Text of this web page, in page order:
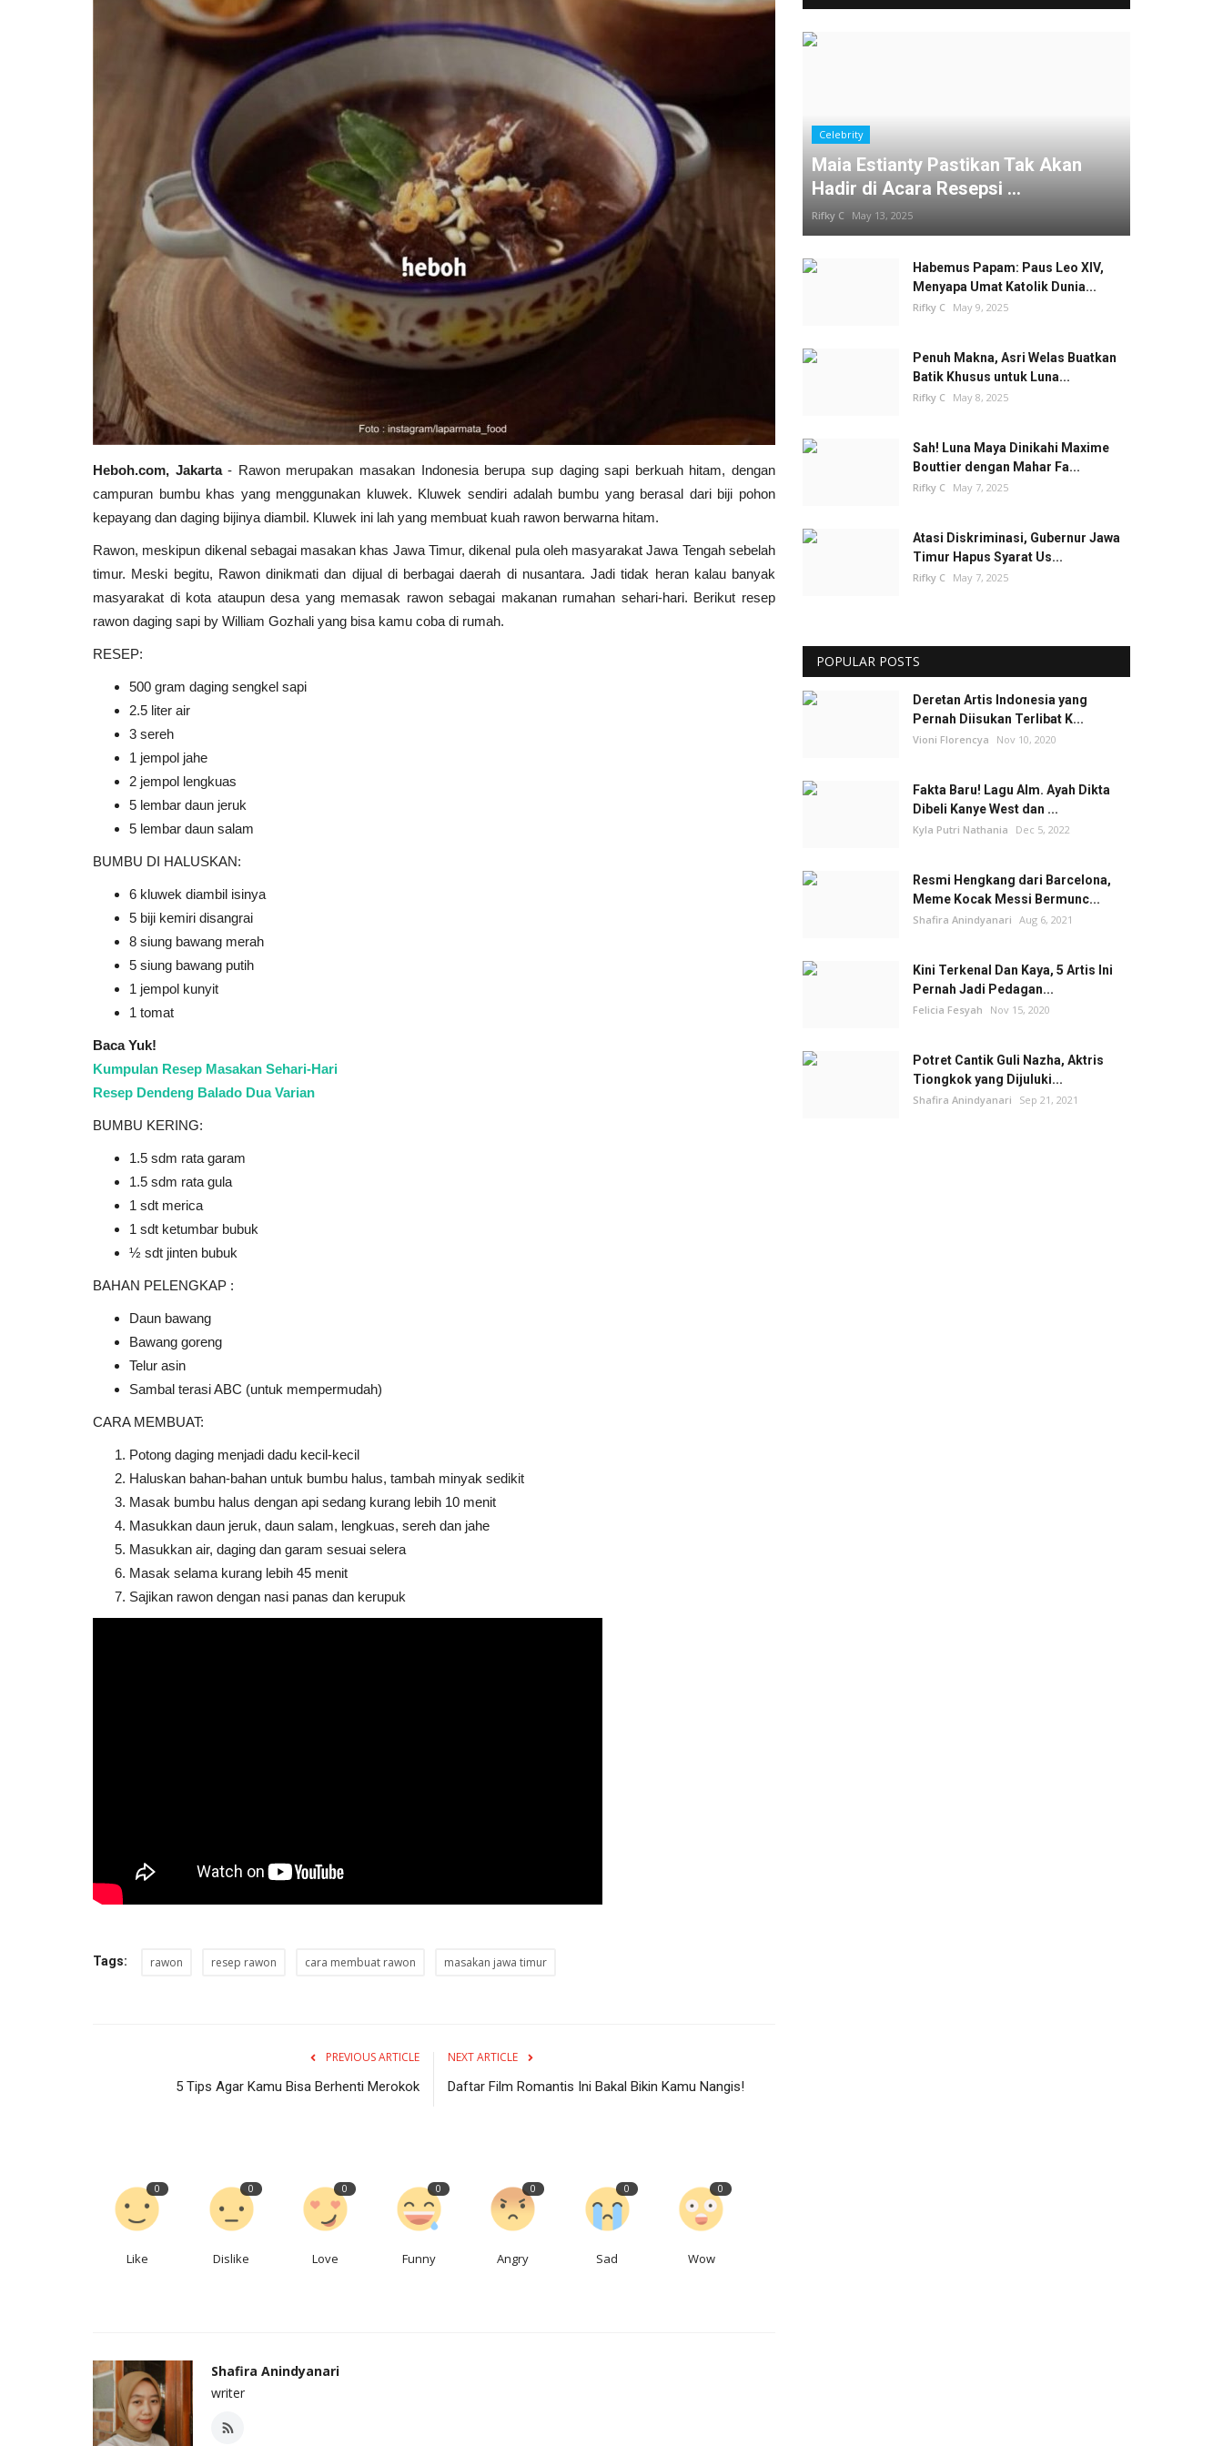
Heboh.com, Jakarta- Rawon merupakan masakan Indonesia berupa sup daging sapi berkuah hitam, dengan
campuran bumbu khas yang menggunakan kluwek. Kluwek sendiri adalah bumbu yang berasal dari biji pohon
kepayang dan daging bijinya diambil. Kluwek ini lah yang membuat kuah rawon berwarna hitam.
Rawon, meskipun dikenal sebagai masakan khas Jawa Timur, dikenal pula oleh masyarakat Jawa Tengah sebelah
timur. Meski begitu, Rawon dinikmati dan dijual di berbagai daerah di nusantara. Jadi tidak heran kalau banyak
masyarakat di kota ataupun desa yang memasak rawon sebagai makanan rumahan sehari-hari. Berikut resep
rawon daging sapi by William Gozhali yang bisa kamu coba di rumah.
RESEP:
500 gram daging sengkel sapi
2.5 liter air
3 sereh
1 jempol jahe
2 jempol lengkuas
5 lembar daun jeruk
5 lembar daun salam
BUMBU DI HALUSKAN:
6 kluwek diambil isinya
5 biji kemiri disangrai
8 siung bawang merah
5 siung bawang putih
1 jempol kunyit
1 tomat
Baca Yuk!
Kumpulan Resep Masakan Sehari-Hari
Resep Dendeng Balado Dua Varian
BUMBU KERING:
1.5 sdm rata garam
1.5 sdm rata gula
1 sdt merica
1 sdt ketumbar bubuk
½ sdt jinten bubuk
BAHAN PELENGKAP :
Daun bawang
Bawang goreng
Telur asin
Sambal terasi ABC (untuk mempermudah)
CARA MEMBUAT:
Potong daging menjadi dadu kecil-kecil
Haluskan bahan-bahan untuk bumbu halus, tambah minyak sedikit
Masak bumbu halus dengan api sedang kurang lebih 10 menit
Masukkan daun jeruk, daun salam, lengkuas, sereh dan jahe
Masukkan air, daging dan garam sesuai selera
Masak selama kurang lebih 45 menit
Sajikan rawon dengan nasi panas dan kerupuk
Tags: rawon resep rawon cara membuat rawon masakan jawa timur
PREVIOUS ARTICLE
5 Tips Agar Kamu Bisa Berhenti Merokok
NEXT ARTICLE
Daftar Film Romantis Ini Bakal Bikin Kamu Nangis!
0
Like
0
Dislike
0
Love
0
Funny
0
Angry
0
Sad
0
Wow
Shafira Anindyanari
writer
Celebrity
Maia Estianty Pastikan Tak Akan
Hadir di Acara Resepsi ...
Rifky C May 13, 2025
Habemus Papam: Paus Leo XIV,
Menyapa Umat Katolik Dunia...
Rifky C May 9, 2025
Penuh Makna, Asri Welas Buatkan
Batik Khusus untuk Luna...
Rifky C May 8, 2025
Sah! Luna Maya Dinikahi Maxime
Bouttier dengan Mahar Fa...
Rifky C May 7, 2025
Atasi Diskriminasi, Gubernur Jawa
Timur Hapus Syarat Us...
Rifky C May 7, 2025
POPULAR POSTS
Deretan Artis Indonesia yang
Pernah Diisukan Terlibat K...
Vioni Florencya Nov 10, 2020
Fakta Baru! Lagu Alm. Ayah Dikta
Dibeli Kanye West dan ...
Kyla Putri Nathania Dec 5, 2022
Resmi Hengkang dari Barcelona,
Meme Kocak Messi Bermunc...
Shafira Anindyanari Aug 6, 2021
Kini Terkenal Dan Kaya, 5 Artis Ini
Pernah Jadi Pedagan...
Felicia Fesyah Nov 15, 2020
Potret Cantik Guli Nazha, Aktris
Tiongkok yang Dijuluki...
Shafira Anindyanari Sep 21, 2021